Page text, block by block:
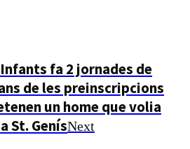
fa 2 jornades de
de les preinscripcions
un home que volia
St. GenísNext